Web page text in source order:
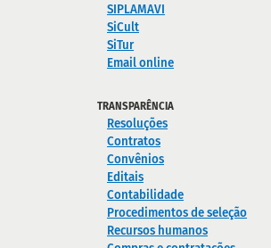
SIPLAMAVI
SiCult
SiTur
Email online
TRANSPARÊNCIA
Resoluções
Contratos
Convênios
Editais
Contabilidade
Procedimentos de seleção
Recursos humanos